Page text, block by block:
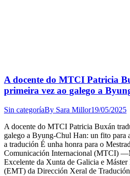
A docente do MTCI Patricia
primeira vez ao galego a
Sin categoríaBy Sara Millor19/05/2025
A docente do MTCI Patricia Buxán
galego a Byung-Chul Han: un fito para
a tradución É unha honra para o
Comunicación Internacional (MTCI)
Excelente da Xunta de Galicia e
(EMT) da Dirección Xeral de